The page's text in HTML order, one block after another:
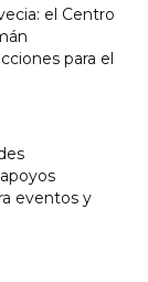
el Centro
para el
eventos y